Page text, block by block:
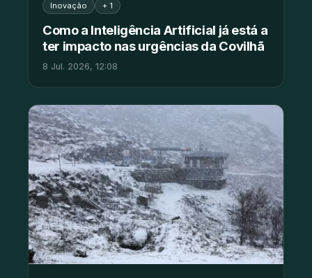
Inovação + 1
Como a Inteligência Artificial já está a
ter impacto nas urgências da Covilhã
8 Jul. 2026, 12:08